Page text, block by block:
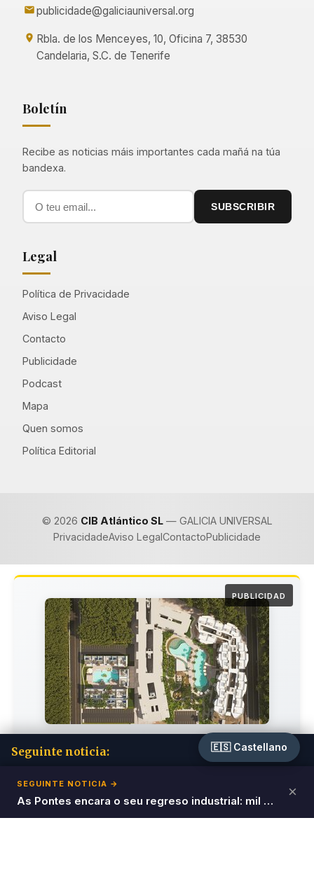
Seguinte noticia:
aeroporto de Santiago
SEGUINTE NOTICIA →
As Pontes encara o seu regreso industrial: mil empregos en xogo coa chegada de tres grandes proxectos
×
publicidade@galiciauniversal.org
Rbla. de los Menceyes, 10, Oficina 7, 38530
Candelaria, S.C. de Tenerife
Boletín
Recibe as noticias máis importantes cada mañá na túa
bandexa.
SUBSCRIBIR
Legal
Política de Privacidade
Aviso Legal
Contacto
Publicidade
Podcast
Mapa
Quen somos
Política Editorial
© 2026 CIB Atlántico SL— GALICIA UNIVERSAL
PrivacidadeAviso LegalContactoPublicidade
🇪🇸 Castellano
PUBLICIDAD
Invierte en el Paraíso del Caribe
Únete a los inversores inteligentes que ya están